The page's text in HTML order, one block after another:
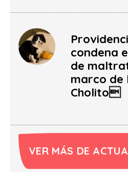
condena
de
marco
Cholito
VER MÁS DE